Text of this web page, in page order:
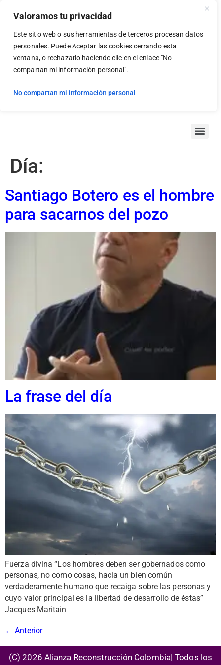
Valoramos tu privacidad
Este sitio web o sus herramientas de terceros procesan datos
personales. Puede Aceptar las cookies cerrando esta
ventana, o rechazarlo haciendo clic en el enlace "No
compartan mi información personal".
No compartan mi información personal
Día:
Santiago Botero es el hombre
para sacarnos del pozo
La frase del día
Fuerza divina “Los hombres deben ser gobernados como
personas, no como cosas, hacia un bien común
verdaderamente humano que recaiga sobre las personas y
cuyo valor principal es la libertad de desarrollo de éstas”
Jacques Maritain
← Anterior
(C) 2026 Alianza Reconstrucción Colombia| Todos los